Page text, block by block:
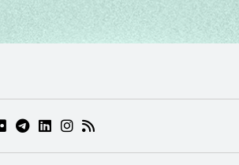
NIC.BR (ABRE EM NOVA ABA)
DO NIC.BR (ABRE EM NOVA ABA)
DO NIC.BR (ABRE EM NOVA ABA)
DO NIC.BR (ABRE EM NOVA ABA)
TELEGRAM DO NIC.BR (ABRE EM
LINKEDIN DO NIC.BR (ABRE EM
INSTAGRAM DO NIC.BR
RSS DO NIC.BR (ABRE EM